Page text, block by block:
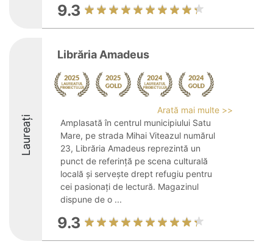
9.3
Laureați
Librăria Amadeus
Arată mai multe >>
Amplasată în centrul municipiului Satu
Mare, pe strada Mihai Viteazul numărul
23, Librăria Amadeus reprezintă un
punct de referință pe scena culturală
locală și servește drept refugiu pentru
cei pasionați de lectură. Magazinul
dispune de o ...
9.3